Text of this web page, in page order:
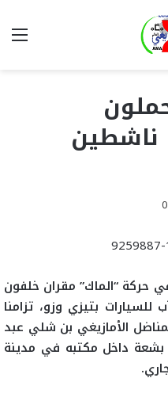
ناشطين
0
حركة “الماك” مقران خلفون
بتيزي وزو، تزامنا
الأمازيغي بن شلي عبد
بشعة داخل مكتبه في مدينة